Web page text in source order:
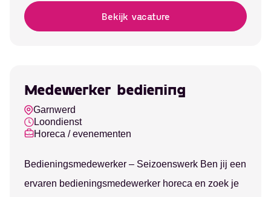
Bekijk vacature
Medewerker bediening
Garnwerd
Loondienst
Horeca / evenementen
Bedieningsmedewerker – Seizoenswerk Ben jij een
ervaren bedieningsmedewerker horeca en zoek je